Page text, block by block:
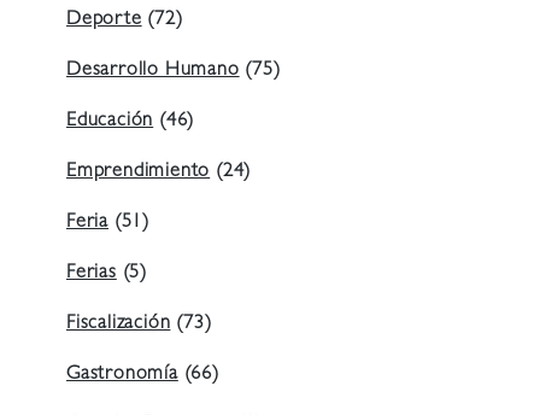
Deporte (72)
Desarrollo Humano (75)
Educación (46)
Emprendimiento (24)
Feria (51)
Ferias (5)
Fiscalización (73)
Gastronomía(66)